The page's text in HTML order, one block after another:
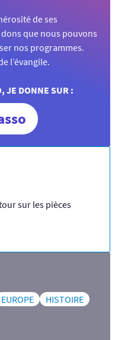
de ses
dons que nous pouvons
nos programmes.
l’évangile.
JE DONNE SUR :
sur les pièces
EUROPE
HISTOIRE